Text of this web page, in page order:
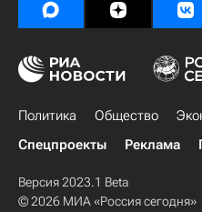
Политика Общество
Спецпроекты
Реклама
Версия 2023.1 Beta
© 2026 МИА «Россия сегодня»